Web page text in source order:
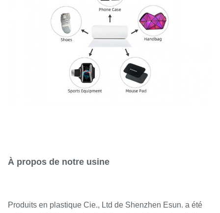
À propos de notre usine
Produits en plastique Cie., Ltd de Shenzhen Esun. a été